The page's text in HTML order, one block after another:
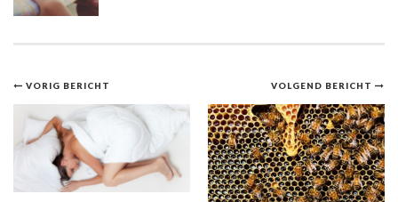
Bericht
navigatie
VOLGEND BERICHT
VORIG BERICHT